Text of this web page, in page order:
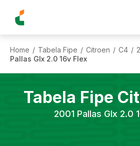
Home / Tabela Fipe / Citroen / C4 /
Pallas Glx 2.0 16v Flex
Tabela Fipe
2001 Pallas Glx 2.0